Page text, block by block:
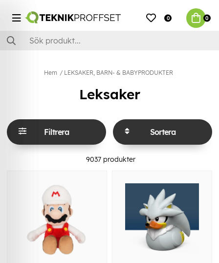
0 0
Hem LEKSAKER, BARN- & BABYPRODUKTER
Leksaker
Filtrera Sortera
9037produkter